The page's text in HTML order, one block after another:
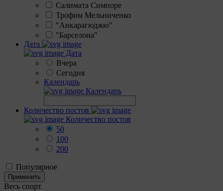
Салимата Симпоре
Трофим Мельниченко
"Анкарагюджю"
"Барселона"
Дата
Дата
Вчера
Сегодня
Календарь
Календарь
Количество постов
Количество постов
50
100
200
Популярное
Применить
Весь спорт